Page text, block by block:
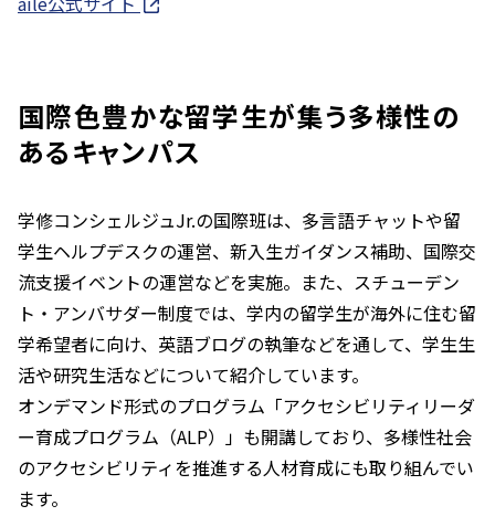
国際色豊かな留学生が集う多様性の
あるキャンパス
学修コンシェルジュJr.の国際班は、多言語チャットや留
学生ヘルプデスクの運営、新入生ガイダンス補助、国際交
流支援イベントの運営などを実施。また、スチューデン
ト・アンバサダー制度では、学内の留学生が海外に住む留
学希望者に向け、英語ブログの執筆などを通して、学生生
活や研究生活などについて紹介しています。
オンデマンド形式のプログラム「アクセシビリティリーダ
ー育成プログラム（ALP）」も開講しており、多様性社会
のアクセシビリティを推進する人材育成にも取り組んでい
ます。